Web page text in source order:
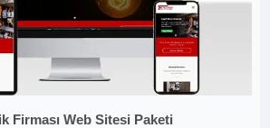
Firması Web Sitesi Paketi